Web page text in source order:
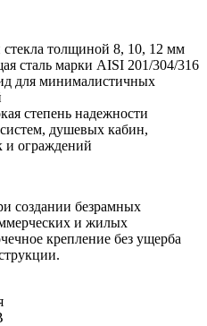
стекла толщиной 8, 10, 12 мм
сталь марки AISI 201/304/316
для минималистичных
степень надежности
душевых кабин,
и ограждений
создании безрамных
и жилых
крепление без ущерба